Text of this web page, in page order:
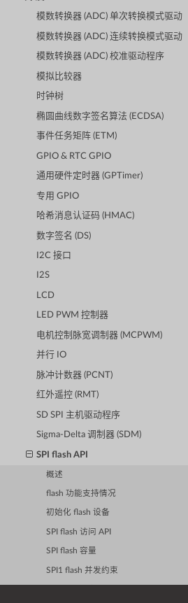
模数转换器 (ADC) 单次转换模式驱动
模数转换器 (ADC) 连续转换模式驱动
模数转换器 (ADC) 校准驱动程序
模拟比较器
时钟树
椭圆曲线数字签名算法 (ECDSA)
事件任务矩阵 (ETM)
GPIO & RTC GPIO
通用硬件定时器 (GPTimer)
专用 GPIO
哈希消息认证码 (HMAC)
数字签名 (DS)
I2C 接口
I2S
LCD
LED PWM 控制器
电机控制脉宽调制器 (MCPWM)
并行 IO
脉冲计数器 (PCNT)
红外遥控 (RMT)
SD SPI 主机驱动程序
Sigma-Delta 调制器 (SDM)
SPI flash API
概述
flash 功能支持情况
初始化 flash 设备
SPI flash 访问 API
SPI flash 容量
SPI1 flash 并发约束